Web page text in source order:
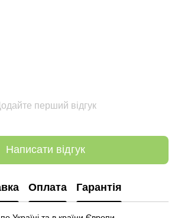
перший відгук
Написати відгук
Оплата Гарантія